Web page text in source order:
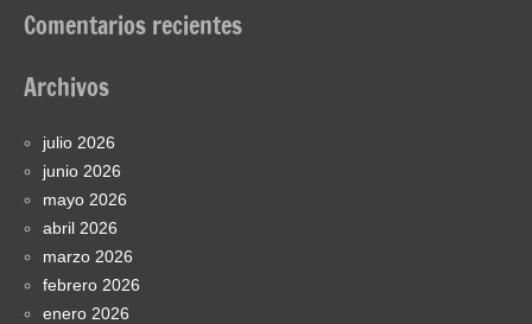
Comentarios recientes
Archivos
julio 2026
junio 2026
mayo 2026
abril 2026
marzo 2026
febrero 2026
enero 2026